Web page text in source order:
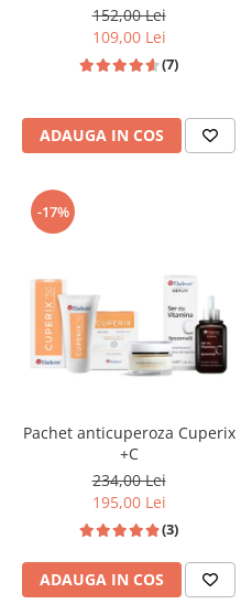
152,00 Lei
109,00 Lei
(7)
ADAUGA IN COS
-17%
Pachet anticuperoza Cuperix
+C
234,00 Lei
195,00 Lei
(3)
ADAUGA IN COS